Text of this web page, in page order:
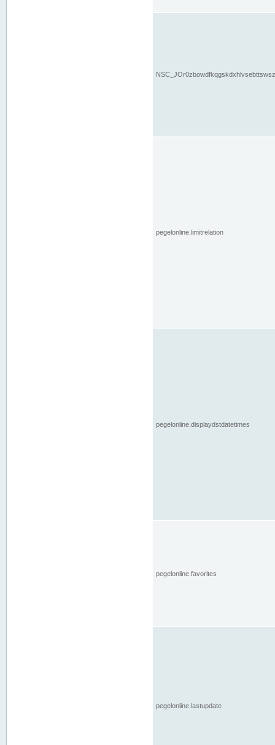
pegelonline.limitrelation
pegelonline.displaydstdatetimes
pegelonline.favorites
pegelonline.lastupdate